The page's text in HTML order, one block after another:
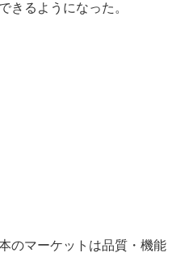
きるようになった。
のマーケットは品質・機能